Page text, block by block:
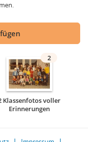
2
Klassenfotos voller
Erinnerungen